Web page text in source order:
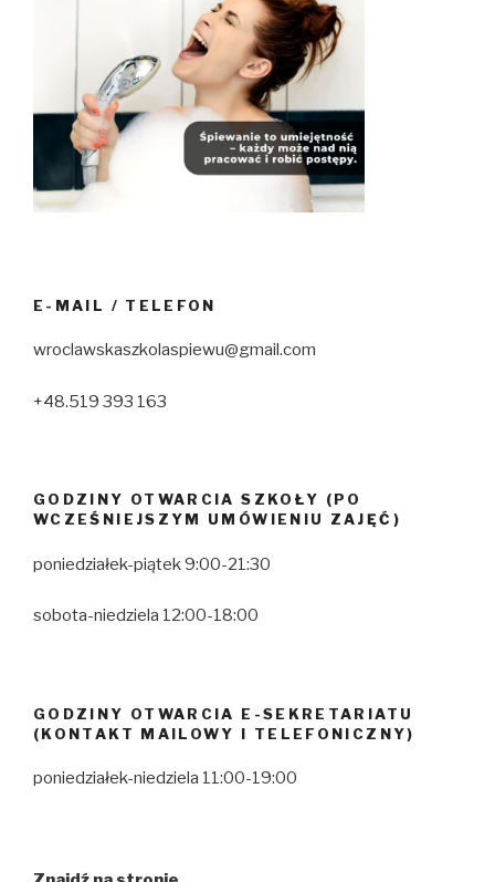
E-MAIL / TELEFON
wroclawskaszkolaspiewu@gmail.com
+48.519 393 163
GODZINY OTWARCIA SZKOŁY (PO
WCZEŚNIEJSZYM UMÓWIENIU ZAJĘĆ)
poniedziałek-piątek 9:00-21:30
sobota-niedziela 12:00-18:00
GODZINY OTWARCIA E-SEKRETARIATU
(KONTAKT MAILOWY I TELEFONICZNY)
poniedziałek-niedziela 11:00-19:00